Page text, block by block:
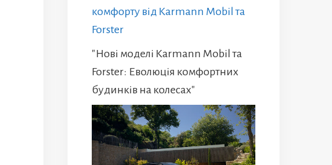
комфорту від Karmann Mobil та
Forster
"Нові моделі Karmann Mobil та
Forster: Еволюція комфортних
будинків на колесах"